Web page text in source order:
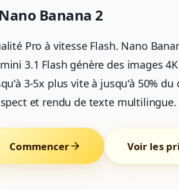
Nano Banana 2
Pro à vitesse Flash. Nano
3.1 Flash génère des images
3-5x plus vite à jusqu'à 50% du
et rendu de texte multilingue.
Commencer Voir les